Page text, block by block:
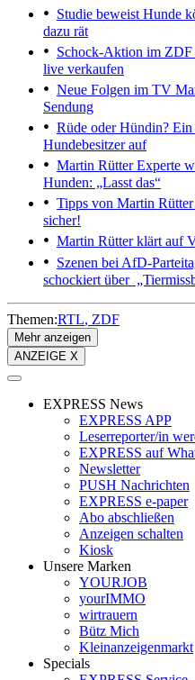
Studie beweist Hunde
dazu rät
Schock-Aktion im ZDF
live verkaufen
Neue Folgen im TV
Sendung
Rüde oder Hündin? Ein
Hundebesitzer auf
Martin RütterExperte
Hunden: „Lasst das“
Tipps von Martin Rütter
sicher!
Martin Rütter klärt auf
Szenen bei AfD-
schockiert über
Themen:RTL ZDF
Mehr anzeigen
ANZEIGE X
EXPRESS News
EXPRESS APP
Leserreporter/in
EXPRESS auf
Newsletter
PUSH Nachrichten
EXPRESS e-paper
Abo abschließen
Anzeigen schalten
Kiosk
Unsere Marken
YOURJOB
yourIMMO
wirtrauern
Bütz Mich
Kleinanzeigenmarkt
Specials